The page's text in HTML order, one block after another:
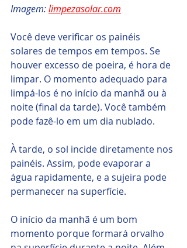
Imagem: limpezasolar.com
Você deve verificar os painéis
solares de tempos em tempos. Se
houver excesso de poeira, é hora de
limpar. O momento adequado para
limpá-los é no início da manhã ou à
noite (final da tarde). Você também
pode fazê-lo em um dia nublado.
À tarde, o sol incide diretamente nos
painéis. Assim, pode evaporar a
água rapidamente, e a sujeira pode
permanecer na superfície.
O início da manhã é um bom
momento porque formará orvalho